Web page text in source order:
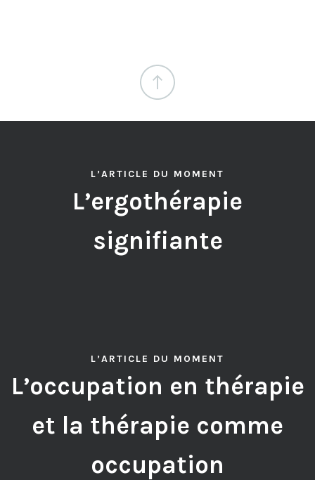
L’ARTICLE DU MOMENT
L’ergothérapie
signifiante
L’ARTICLE DU MOMENT
L’occupation en thérapie
et la thérapie comme
occupation